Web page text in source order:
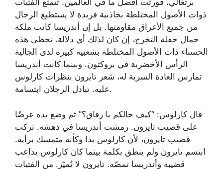
برتغالي، فورثت أفضل ما في العالمين. تتمتع الفتيات
ذوات الأصول المختلطة بجاذبية فريدة لا يستطيع الرجال
من جميع الأعراق مقاومتها. بل إن أندريسا كانت ملكة
جمال حفلة التخرج، إن كان لذلك أي دلالة. تحظى هذه
الحسناء ذات الأصول المختلطة بشعبية كبيرة لدى الجالية
الرأس الأخضرية في بروكتون. وبينما كانت أندريسا
تمارس العادة السرية له، شعر تايرون بنظرات كارلوس
عليه. تبادل الرجلان ابتسامة.
قال كارلوس: “كيف حالكم يا رفاق؟” ثم وضع يده عرضًا
على قضيب تايرون. رمشت أندريسا في دهشة. تركت
قضيب تايرون، لأن كارلوس بدا وكأنه متمسك برأيه.
ابتسم تايرون ولم ينطق بكلمة بينما كان كارلوس يداعب
قضيبه وأندريسا تمصّه. تايرون لا يُميّز. من الفتيات